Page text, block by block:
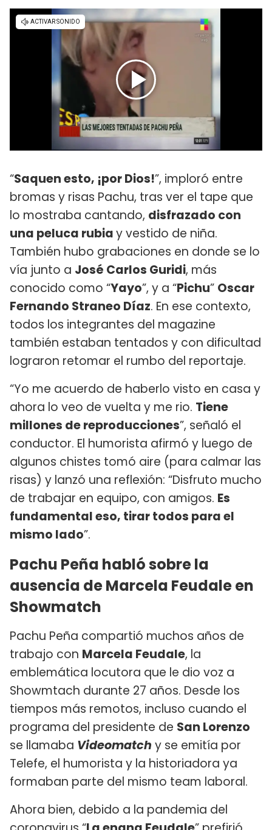
“Saquen esto, ¡por Dios!”, imploró entre
bromas y risas Pachu, tras ver el tape que
lo mostraba cantando, disfrazado con
una peluca rubiay vestido de niña.
También hubo grabaciones en donde se lo
vía junto a José Carlos Guridi, más
conocido como “Yayo”, y a “Pichu” Oscar
Fernando Straneo Díaz. En ese contexto,
todos los integrantes del magazine
también estaban tentados y con dificultad
lograron retomar el rumbo del reportaje.
“Yo me acuerdo de haberlo visto en casa y
ahora lo veo de vuelta y me rio. Tiene
millones de reproducciones”, señaló el
conductor. El humorista afirmó y luego de
algunos chistes tomó aire (para calmar las
risas) y lanzó una reflexión: “Disfruto mucho
de trabajar en equipo, con amigos. Es
fundamental eso, tirar todos para el
mismo lado”.
Pachu Peña habló sobre la
ausencia de Marcela Feudale en
Showmatch
Pachu Peña compartió muchos años de
trabajo con Marcela Feudale, la
emblemática locutora que le dio voz a
Showmtach durante 27 años. Desde los
tiempos más remotos, incluso cuando el
programa del presidente de San Lorenzo
se llamaba Videomatch y se emitía por
Telefe, el humorista y la historiadora ya
formaban parte del mismo team laboral.
Ahora bien, debido a la pandemia del